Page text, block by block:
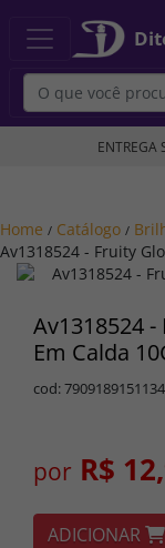
ENTREGA
Home / Catálogo /
Av1318524 - Fruity
Av1318524
Em Calda
cod: 7909189151134
por R$
ADICIONAR